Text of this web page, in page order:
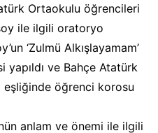
Ortaokulu öğrencileri
ile ilgili oratoryo
‘Zulmü Alkışlayamam’
ve Bahçe Atatürk
öğrenci korosu
anlam ve önemi ile ilgili